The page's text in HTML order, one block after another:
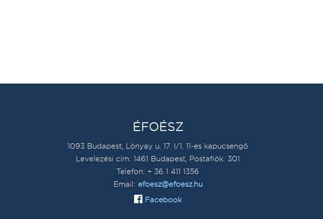
ÉFOÉSZ
1093 Budapest, Lónyay u. 17. I/1. 11-es kapucsengő
Levelezési cím: 1461 Budapest, Postafiók: 301
Telefon: + 36 1 411 1356
Email: efoesz@efoesz.hu
Facebook